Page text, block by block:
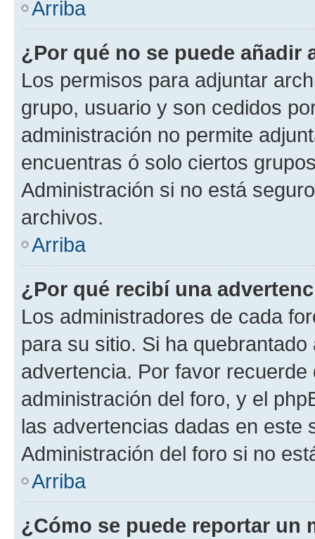
Arriba
¿Por qué no se puede añadir
Los permisos para adjuntar
grupo, usuario y son cedidos
administración no permite
encuentras ó solo ciertos
Administración si no está
archivos.
Arriba
¿Por qué recibí una
Los administradores de cada
para su sitio. Si ha
advertencia. Por favor
administración del foro, y el
las advertencias dadas en este
Administración del foro si no
Arriba
¿Cómo se puede reportar un